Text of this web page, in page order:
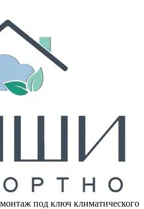
под ключ климатического